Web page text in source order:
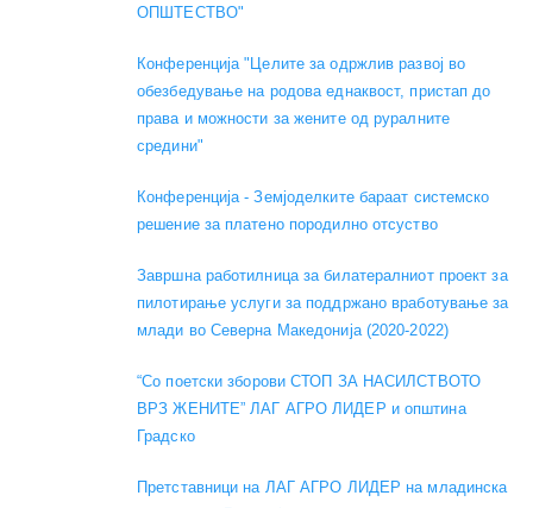
ОПШТЕСТВО"
Конференција "Целите за одржлив развој во
обезбедување на родова еднаквост, пристап до
права и можности за жените од руралните
средини"
Конференција - Земјоделките бараат системско
решение за платено породилно отсуство
Завршна работилница за билатералниот проект за
пилотирање услуги за поддржано вработување за
млади во Северна Македонија (2020-2022)
“Со поетски зборови СТОП ЗА НАСИЛСТВОТО
ВРЗ ЖЕНИТЕ” ЛАГ АГРО ЛИДЕР и општина
Градско
Претставници на ЛАГ АГРО ЛИДЕР на младинска